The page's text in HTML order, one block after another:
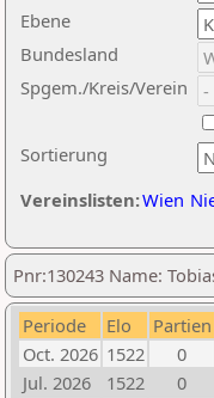
Ebene
Sortierung
Bundesland
Spgem./Kreis/Verein
Vereinslisten:Wien
Pnr:130243 Name:
Periode Elo Partien
Oct. 2026 1522 0
Jul. 2026
1522 0